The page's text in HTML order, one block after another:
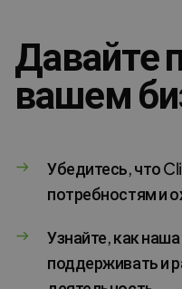
Давайте
вашем
Убедитесь, что
потребностям и
Узнайте, как
поддерживать и